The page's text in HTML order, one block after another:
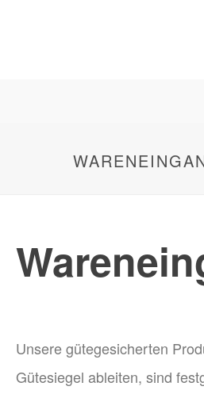
Unsere gütegesicherten
Gütesiegel ableiten, sind